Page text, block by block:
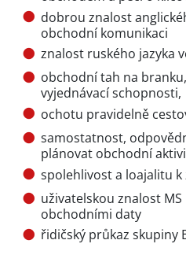
dobrou znalost
obchodní komunikaci
znalost ruského jazyka
obchodní tah na
vyjednávací schopnosti,
ochotu pravidelně
samostatnost,
plánovat obchodní
spolehlivost a loajalitu
uživatelskou znalost
obchodními daty
řidičský průkaz skupiny